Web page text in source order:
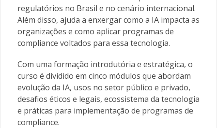
regulatórios no Brasil e no cenário internacional.
Além disso, ajuda a enxergar como a IA impacta as
organizações e como aplicar programas de
compliance voltados para essa tecnologia.
Com uma formação introdutória e estratégica, o
curso é dividido em cinco módulos que abordam
evolução da IA, usos no setor público e privado,
desafios éticos e legais, ecossistema da tecnologia
e práticas para implementação de programas de
compliance.